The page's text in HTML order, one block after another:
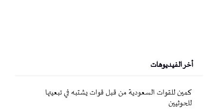
أخر الفيديوهات
كمين للقوات السعودية من قبل قوات يشتبه في تبعيتها
للحوثيين